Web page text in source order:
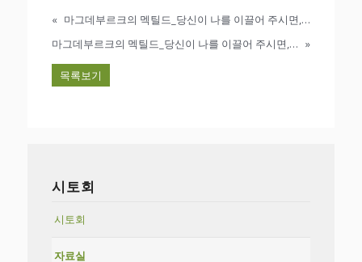
«
마그데부르크의 멕틸드_당신이 나를 이끌어 주시면, 나 춤추리다_마그데부르크의 멕틸드에 대해서 우리는 무엇을 알고 있는가?
마그데부르크의 멕틸드_당신이 나를 이끌어 주시면, 나 춤추리다 _2.영혼은 무엇인가? »
목록보기
시토회
시토회
자료실